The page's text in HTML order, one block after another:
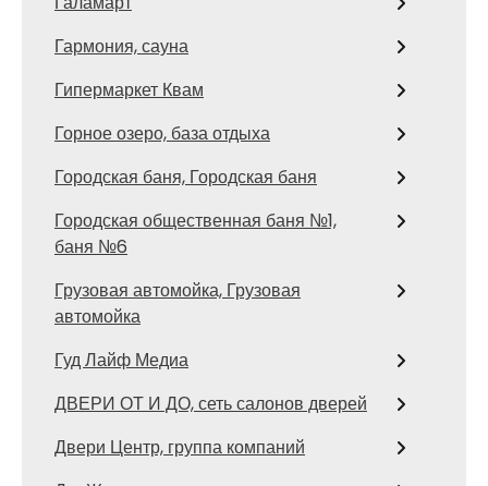
Гармония, сауна
Гипермаркет Квам
Горное озеро, база отдыха
Городская баня, Городская баня
Городская общественная баня №1,
баня №6
Грузовая автомойка, Грузовая
автомойка
Гуд Лайф Медиа
ДВЕРИ ОТ И ДО, сеть салонов дверей
Двери Центр, группа компаний